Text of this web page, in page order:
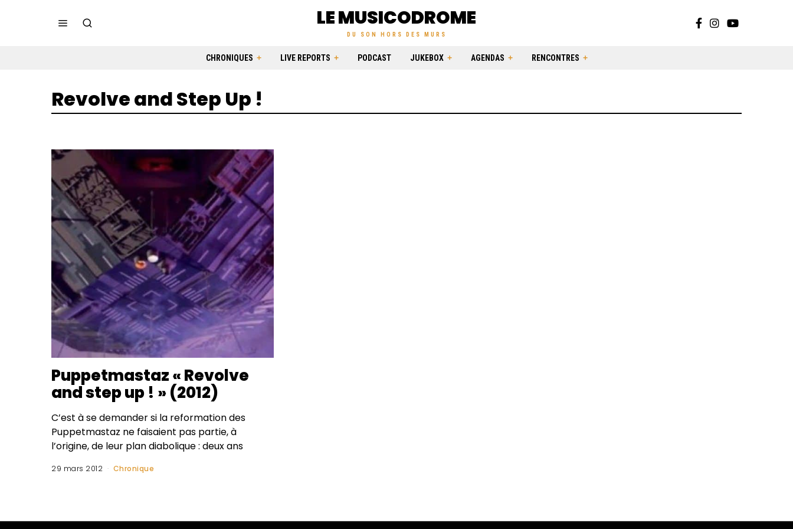
LE MUSICODROME
DU SON HORS DES MURS
CHRONIQUES LIVE REPORTS PODCAST JUKEBOX AGENDAS RENCONTRES
Revolve and Step Up !
Puppetmastaz « Revolve
and step up ! » (2012)
C’est à se demander si la reformation des
Puppetmastaz ne faisaient pas partie, à
l’origine, de leur plan diabolique : deux ans
29 mars 2012 Chronique